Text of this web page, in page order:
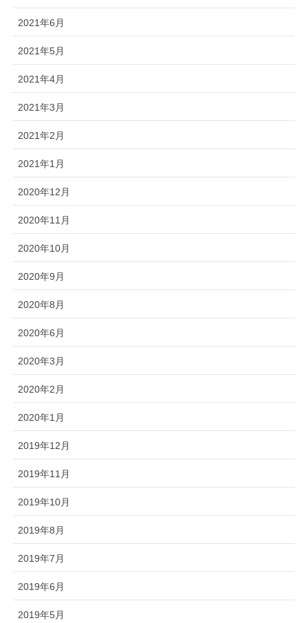
2021年6月
2021年5月
2021年4月
2021年3月
2021年2月
2021年1月
2020年12月
2020年11月
2020年10月
2020年9月
2020年8月
2020年6月
2020年3月
2020年2月
2020年1月
2019年12月
2019年11月
2019年10月
2019年8月
2019年7月
2019年6月
2019年5月